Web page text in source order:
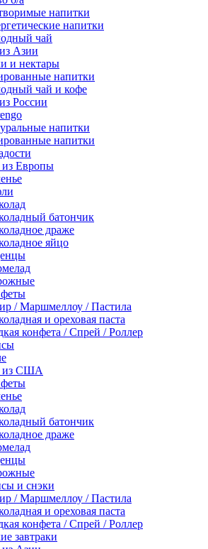
напитки
напитки
чай
Азии
и нектары
напитки
чай и кофе
России
напитки
напитки
из Европы
батончик
драже
яйцо
/ Маршмеллоу / Пастила
и ореховая паста
конфета / Спрей / Роллер
из США
батончик
драже
и снэки
/ Маршмеллоу / Пастила
и ореховая паста
конфета / Спрей / Роллер
завтраки